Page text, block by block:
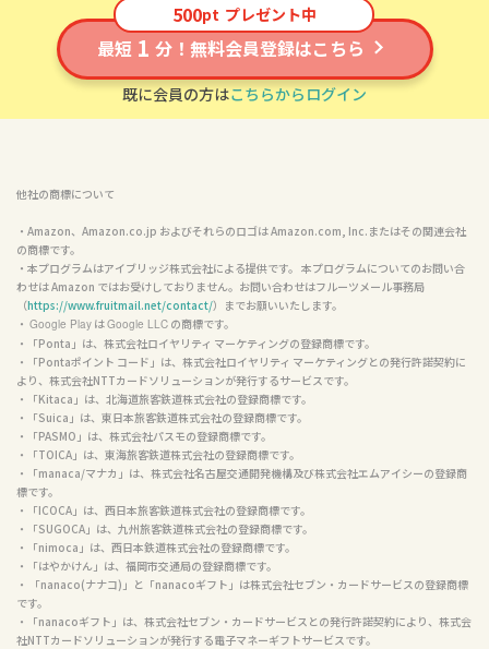
500pt プレゼント中
最短 1 分！無料会員登録はこちら
既に会員の方はこちらからログイン
他社の商標について
・Amazon、Amazon.co.jp およびそれらのロゴは Amazon.com, Inc.またはその関連会社
の商標です。
・本プログラムはアイブリッジ株式会社による提供です。 本プログラムについてのお問い合
わせは Amazon ではお受けしておりません。お問い合わせはフルーツメール事務局
（https://www.fruitmail.net/contact/）までお願いいたします。
・ Google Play は Google LLC の商標です。
・「Ponta」は、株式会社ロイヤリティ マーケティングの登録商標です。
・「Pontaポイント コード」は、株式会社ロイヤリティ マーケティングとの発行許諾契約に
より、株式会社NTTカードソリューションが発行するサービスです。
・「Kitaca」は、北海道旅客鉄道株式会社の登録商標です。
・「Suica」は、東日本旅客鉄道株式会社の登録商標です。
・「PASMO」は、株式会社パスモの登録商標です。
・「TOICA」は、東海旅客鉄道株式会社の登録商標です。
・「manaca/マナカ」は、株式会社名古屋交通開発機構及び株式会社エムアイシーの登録商
標です。
・「ICOCA」は、西日本旅客鉄道株式会社の登録商標です。
・「SUGOCA」は、九州旅客鉄道株式会社の登録商標です。
・「nimoca」は、西日本鉄道株式会社の登録商標です。
・「はやかけん」は、福岡市交通局の登録商標です。
・ 「nanaco(ナナコ)」と「nanacoギフト」は株式会社セブン・カードサービスの登録商標
です。
・「nanacoギフト」は、株式会社セブン・カードサービスとの発行許諾契約により、株式会
社NTTカードソリューションが発行する電子マネーギフトサービスです。